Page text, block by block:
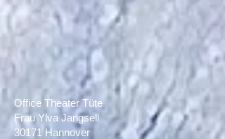
Office Theater Tüte
Frau Ylva Jangsell
30171 Hannover​